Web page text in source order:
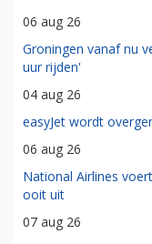
06 aug 26
Groningen vanaf nu
uur rijden'
04 aug 26
easyJet wordt
06 aug 26
National Airlines
ooit uit
07 aug 26